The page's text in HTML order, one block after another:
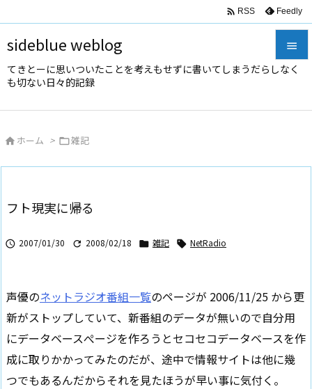
sideblue weblog
てきとーに思いついたことを考えもせずに書いてしまうだらしなく
も切ない日々的記録



 RSS Feedly
 ホーム > 雑記
フト現実に帰る
 2007/01/30  2008/02/18  雑記  NetRadio
声優のネットラジオ番組一覧のページが 2006/11/25 から更
新がストップしていて、新番組のデータが無いので自分用
にデータベースぺージを作ろうとセコセコデータベースを作
成に取りかかってみたのだが、途中で情報サイトは他に幾
つでもあるんだからそれを見たほうが早い事に気付く。